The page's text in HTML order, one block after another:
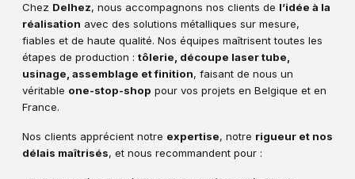
Chez Delhez, nous accompagnons nos clients de l’idée à la
réalisation avec des solutions métalliques sur mesure,
fiables et de haute qualité. Nos équipes maîtrisent toutes les
étapes de production : tôlerie, découpe laser tube,
usinage, assemblage et finition, faisant de nous un
véritable one-stop-shop pour vos projets en Belgique et en
France.
Nos clients apprécient notre expertise, notre rigueur et nos
délais maîtrisés, et nous recommandent pour :